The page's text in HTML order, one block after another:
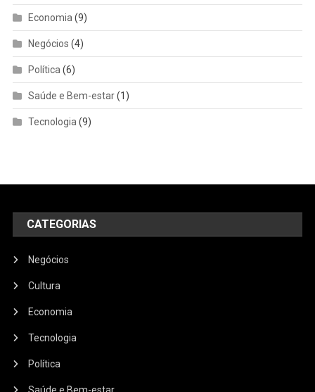
Economia(9)
Negócios (4)
Política(6)
Saúde e Bem-estar(1)
Tecnologia(9)
CATEGORIAS
Negócios
Cultura
Economia
Tecnologia
Política